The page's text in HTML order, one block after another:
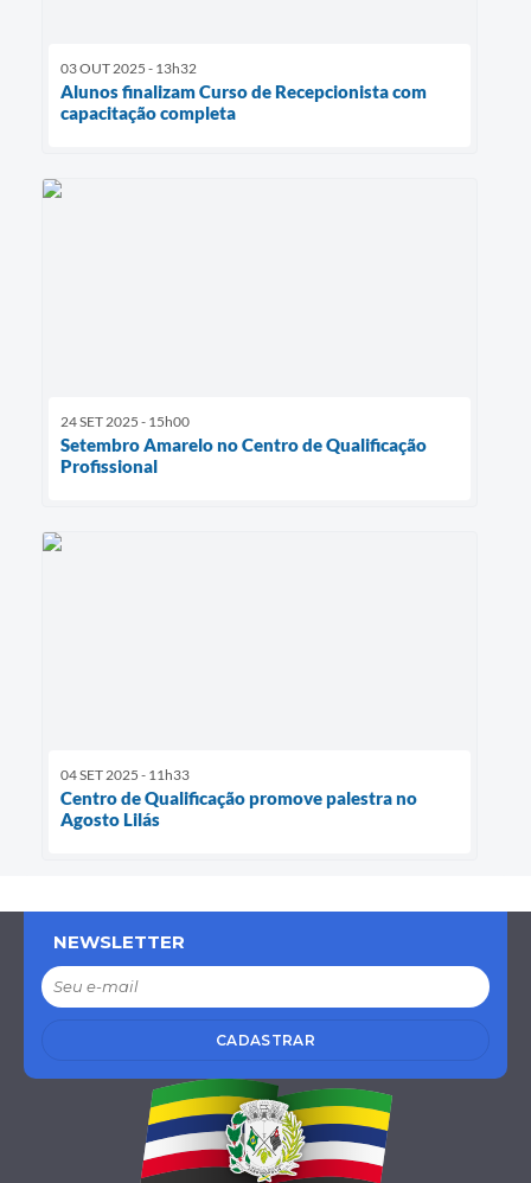
03 OUT 2025 - 13h32
Alunos finalizam Curso de Recepcionista com
capacitação completa
24 SET 2025 - 15h00
Setembro Amarelo no Centro de Qualificação
Profissional
04 SET 2025 - 11h33
Centro de Qualificação promove palestra no
Agosto Lilás
NEWSLETTER
CADASTRAR